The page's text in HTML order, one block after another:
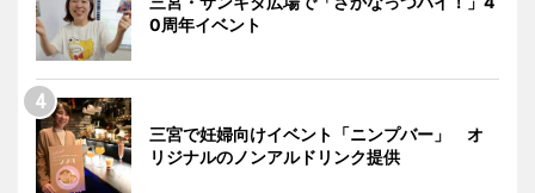
0周年イベント
三宮で妊婦向けイベント「ニンプバー」 オ
リジナルのノンアルドリンク提供